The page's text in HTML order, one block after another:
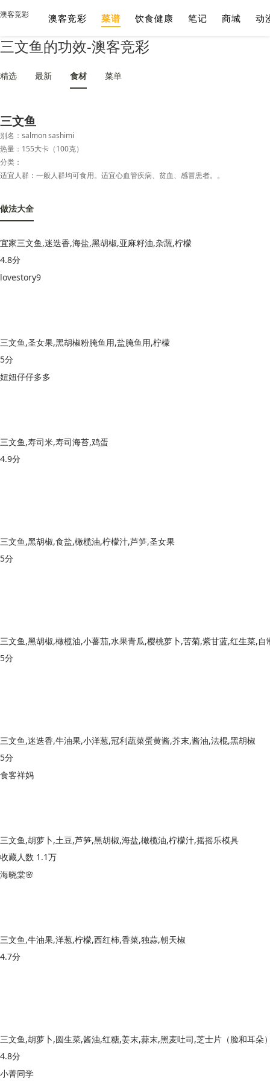
三文鱼的功效-澳客竞彩
澳客竞彩 澳客竞彩 菜谱 饮食健康 笔记 商城 动
精选 最新 食材 菜单
三文鱼
别名：salmon sashimi
热量：155大卡（100克）
分类：
适宜人群：一般人群均可食用。适宜心血管疾病、贫血、感冒患者。。
做法大全
宜家三文鱼,迷迭香,海盐,黑胡椒,亚麻籽油,杂蔬,柠檬
4.8分
lovestory9
三文鱼,圣女果,黑胡椒粉腌鱼用,盐腌鱼用,柠檬
5分
妞妞仔仔多多
三文鱼,寿司米,寿司海苔,鸡蛋
4.9分
三文鱼,黑胡椒,食盐,橄榄油,柠檬汁,芦笋,圣女果
5分
5分
三文鱼,迷迭香,牛油果,小洋葱,冠利蔬菜蛋黄酱,芥末,酱油,法棍,黑胡椒
5分
食客祥妈
三文鱼,胡萝卜,土豆,芦笋,黑胡椒,海盐,橄榄油,柠檬汁,摇摇乐模具
收藏人数 1.1万
海晓棠🌸
三文鱼,牛油果,洋葱,柠檬,西红柿,香菜,独蒜,朝天椒
4.7分
4.8分
小菁同学